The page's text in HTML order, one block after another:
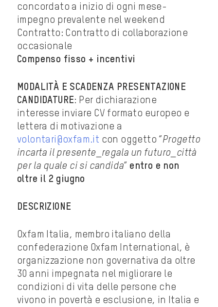
concordato a inizio di ogni mese-
impegno prevalente nel weekend
Contratto: Contratto di collaborazione
occasionale
Compenso fisso + incentivi
MODALITÀ E SCADENZA PRESENTAZIONE
CANDIDATURE: Per dichiarazione
interesse inviare CV formato europeo e
lettera di motivazione a
volontari@oxfam.it con oggetto “ Progetto
incarta il presente_regala un futuro_città
per la quale ci si candida” entro e non
oltre il 2 giugno
DESCRIZIONE
Oxfam Italia, membro italiano della
confederazione Oxfam International, è
organizzazione non governativa da oltre
30 anni impegnata nel migliorare le
condizioni di vita delle persone che
vivono in povertà e esclusione, in Italia e